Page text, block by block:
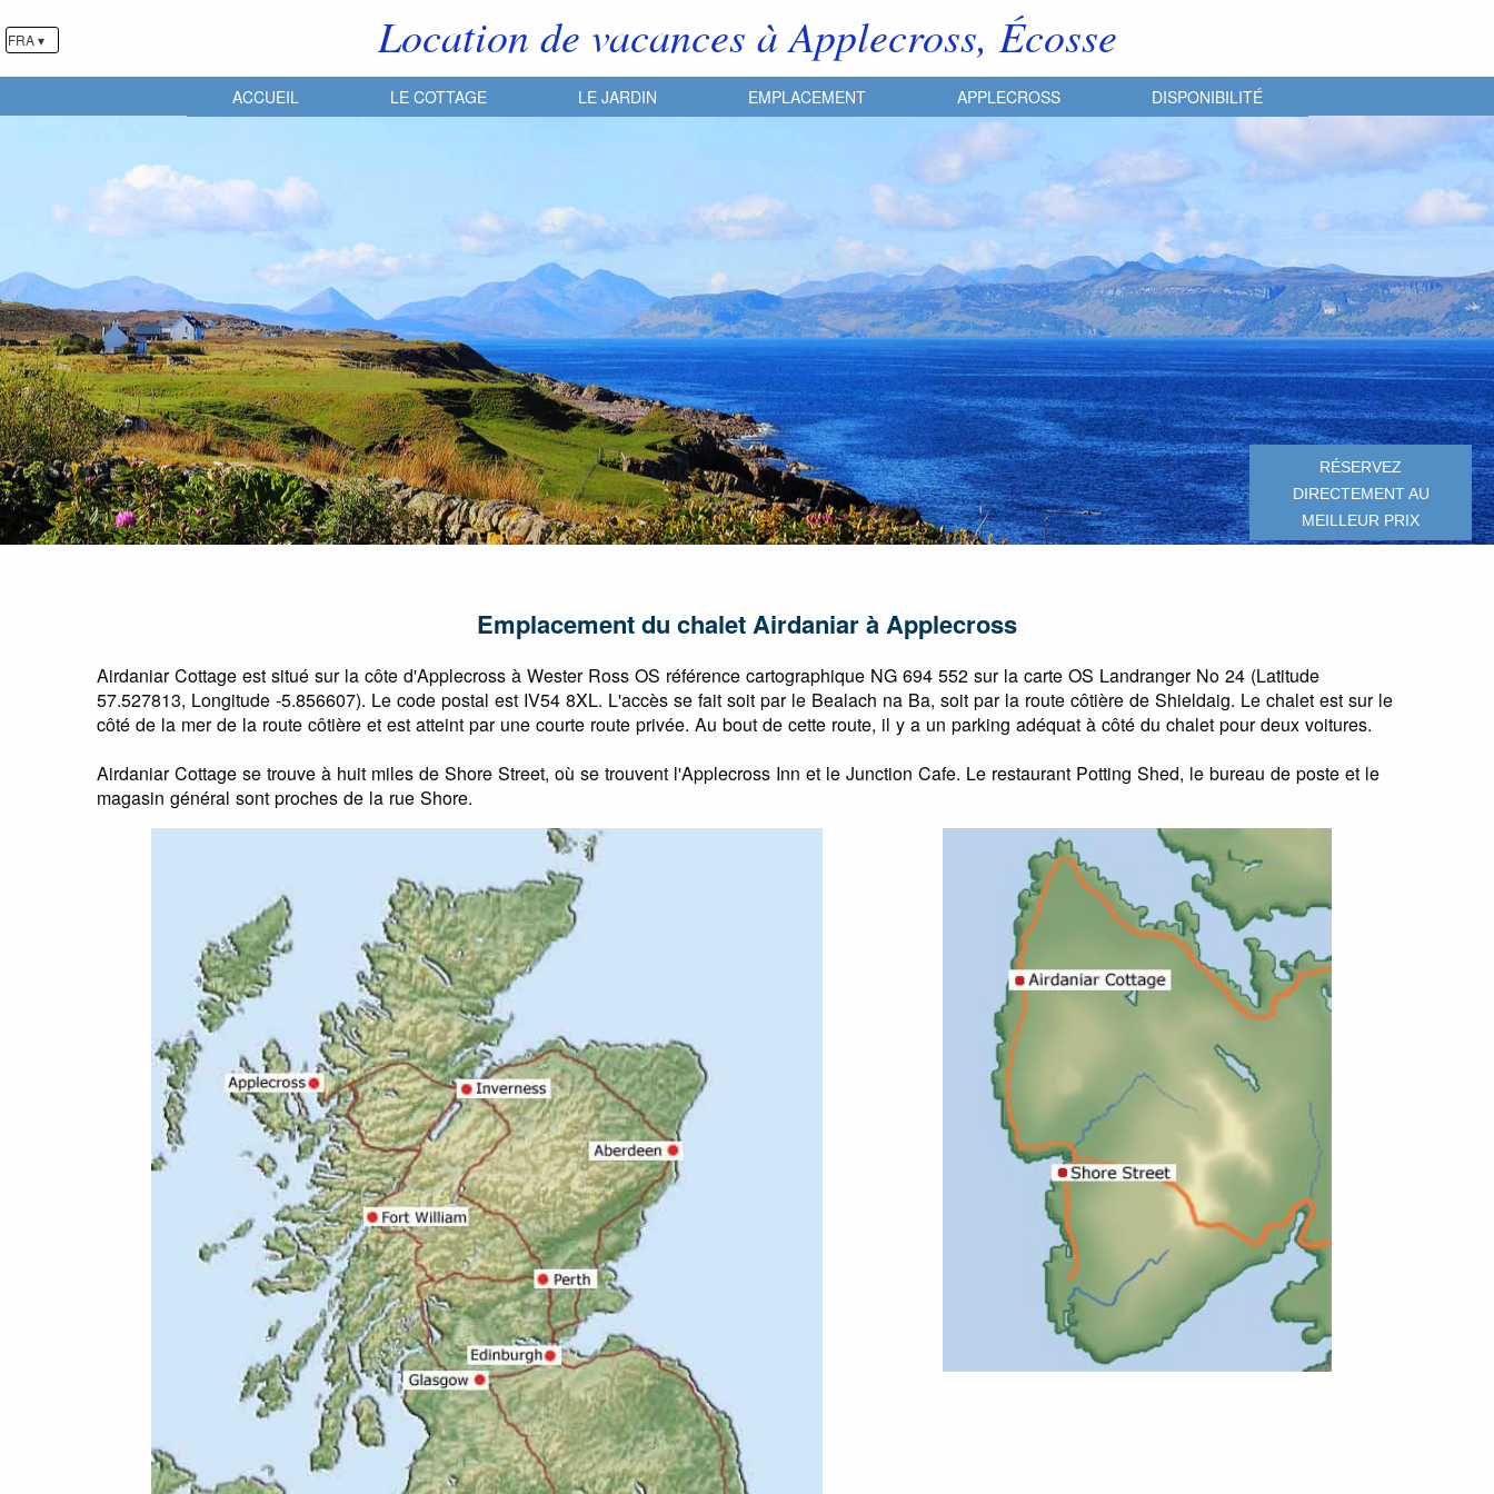
Location de vacances à Applecross, Écosse
ACCUEIL LE COTTAGE LE JARDIN EMPLACEMENT APPLECROSS DISPONIBILITÉ
FRA ▾
RÉSERVEZ
DIRECTEMENT AU
MEILLEUR PRIX
Emplacement du chalet Airdaniar à Applecross
Airdaniar Cottage est situé sur la côte d'Applecross à Wester Ross OS référence cartographique NG 694 552 sur la carte OS Landranger No 24 (Latitude
57.527813, Longitude -5.856607). Le code postal est IV54 8XL. L'accès se fait soit par le Bealach na Ba, soit par la route côtière de Shieldaig. Le chalet est sur le
côté de la mer de la route côtière et est atteint par une courte route privée. Au bout de cette route, il y a un parking adéquat à côté du chalet pour deux voitures.
Airdaniar Cottage se trouve à huit miles de Shore Street, où se trouvent l'Applecross Inn et le Junction Cafe. Le restaurant Potting Shed, le bureau de poste et le
magasin général sont proches de la rue Shore.